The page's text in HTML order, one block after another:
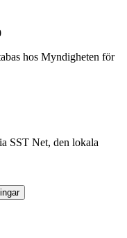
hos Myndigheten för
SST Net, den lokala